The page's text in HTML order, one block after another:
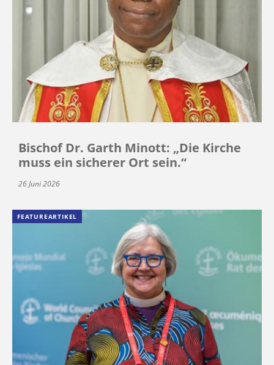
Bischof Dr. Garth Minott: „Die Kirche
muss ein sicherer Ort sein.“
26 Juni 2026
FEATUREARTIKEL